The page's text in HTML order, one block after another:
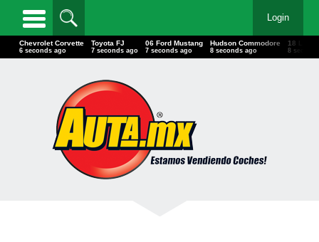
Login
Chevrolet Corvette
7 seconds ago
Toyota FJ
8 seconds ago
06 Ford Mustang
8 seconds ago
Hudson Commodore
9 seconds ago
18
9